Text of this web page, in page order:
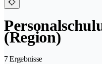
(Region)
7 Ergebnisse